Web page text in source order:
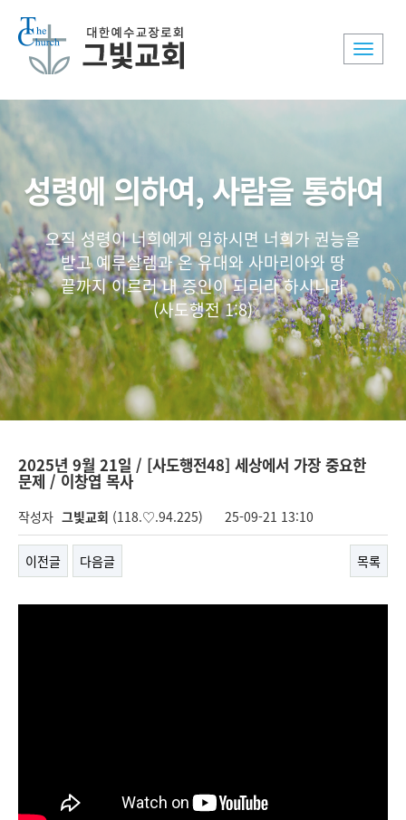
Toggle
성령에 의하여, 사람을 통하여
오직 성령이 너희에게 임하시면 너희가 권능을
받고 예루살렘과 온 유대와 사마리아와 땅
끝까지 이르러 내 증인이 되리라 하시니라
(사도행전 1:8)
2025년 9월 21일 / [사도행전48] 세상에서 가장 중요한
문제 / 이창엽 목사
작성자 그빛교회 (118.♡.94.225) 25-09-21 13:10
이전글 다음글 목록